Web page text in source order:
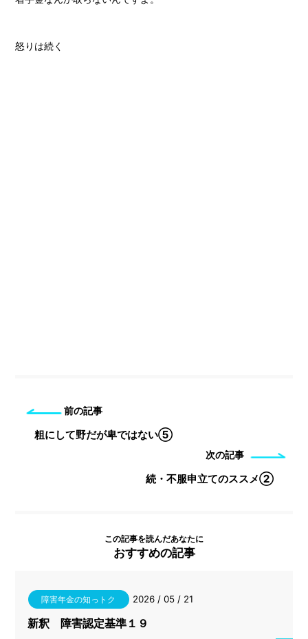
怒りは続く
前の記事
粗にして野だが卑ではない⑤
次の記事
続・不服申立てのススメ②
この記事を読んだあなたに
おすすめの記事
障害年金の知っトク 2026 / 05 / 21
新釈 障害認定基準１９